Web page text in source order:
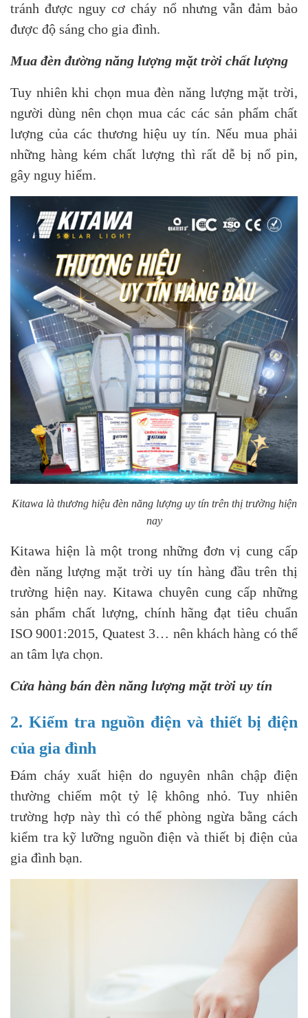
tránh được nguy cơ cháy nổ nhưng vẫn đảm bảo
được độ sáng cho gia đình.
Mua đèn đường năng lượng mặt trời chất lượng
Tuy nhiên khi chọn mua đèn năng lượng mặt trời,
người dùng nên chọn mua các các sản phẩm chất
lượng của các thương hiệu uy tín. Nếu mua phải
những hàng kém chất lượng thì rất dễ bị nổ pin,
gây nguy hiểm.
Kitawa là thương hiệu đèn năng lượng uy tín trên thị trường hiện
nay
Kitawa hiện là một trong những đơn vị cung cấp
đèn năng lượng mặt trời uy tín hàng đầu trên thị
trường hiện nay. Kitawa chuyên cung cấp những
sản phẩm chất lượng, chính hãng đạt tiêu chuẩn
ISO 9001:2015, Quatest 3… nên khách hàng có thể
an tâm lựa chọn.
Cửa hàng bán đèn năng lượng mặt trời uy tín
2. Kiểm tra nguồn điện và thiết bị điện
của gia đình
Đám cháy xuất hiện do nguyên nhân chập điện
thường chiếm một tỷ lệ không nhỏ. Tuy nhiên
trường hợp này thì có thể phòng ngừa bằng cách
kiểm tra kỹ lưỡng nguồn điện và thiết bị điện của
gia đình bạn.